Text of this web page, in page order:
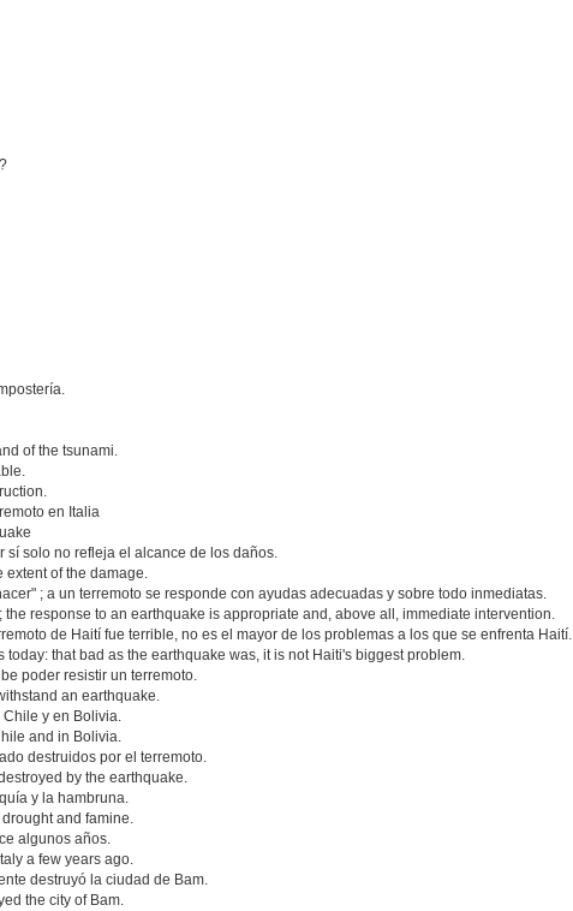
of the tsunami.
en Italia
sí solo no refleja el alcance de los daños.
extent of the damage.
; a un terremoto se responde con ayudas adecuadas y sobre todo inmediatas.
response to an earthquake is appropriate and, above all, immediate intervention.
de Haití fue terrible, no es el mayor de los problemas a los que se enfrenta Haití.
that bad as the earthquake was, it is not Haiti's biggest problem.
poder resistir un terremoto.
an earthquake.
Chile y en Bolivia.
and in Bolivia.
destruidos por el terremoto.
by the earthquake.
y la hambruna.
and famine.
algunos años.
a few years ago.
destruyó la ciudad de Bam.
the city of Bam.